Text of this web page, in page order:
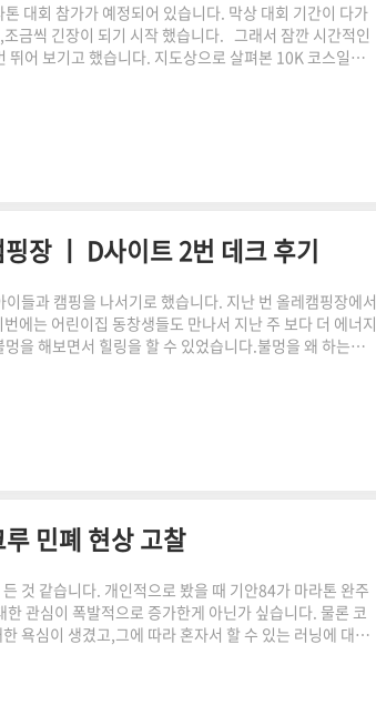
대회 참가가 예정되어 있습니다. 막상 대회 기간이 다가
금씩 긴장이 되기 시작 했습니다. 그래서 잠깐 시간적인
뛰어 보기고 했습니다. 지도상으로 살펴본 10K 코스일단
합니다. 커뮤니티에서 보면 가급적 셔틀 이용하는게 좋다
대회 홈페이지에서 보면 해안도로를 끼고 있어서 경사가
각이 들었습니다. 생각보다 ..
장 ㅣ D사이트 2번 데크 후기
들과 캠핑을 나서기로 했습니다. 지난 번 올레캠핑장에서
에는 어린이집 동창생들도 만나서 지난 주 보다 더 에너지
을 해보면서 힐링을 할 수 있었습니다.불멍을 왜 하는지
분 정도가 소요됩니다.평화로를 거쳐서 오설록 방향으
시 한경면 청수리 21304.2 ★ · 캠핑장
미리 짐을 다 실어두고,근처에서 점심을 먹을 ..
민폐 현상 고찰
것 같습니다. 개인적으로 봤을 때 기안84가 마라톤 완주
관심이 폭발적으로 증가한게 아닌가 싶습니다. 물론 코
욕심이 생겼고,그에 따라 혼자서 할 수 있는 러닝에 대한
민폐 현상이 그에 대한 반증이 아닐까 합니다. 러닝 열풍